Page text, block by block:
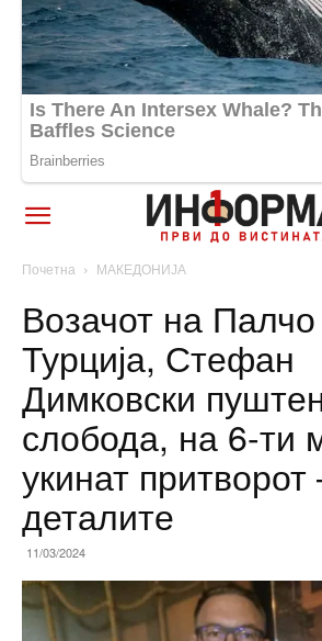
Почетна МАКЕДОНИЈА
Возачот на
Турција, Стефан
Димковски
слобода, на 6-ти
укинат
деталите
11/03/2024